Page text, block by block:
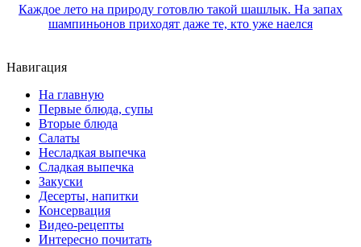
Каждое лето на природу готовлю такой шашлык. На запах
шампиньонов приходят даже те, кто уже наелся
Навигация
На главную
Первые блюда, супы
Вторые блюда
Салаты
Несладкая выпечка
Сладкая выпечка
Закуски
Десерты, напитки
Консервация
Видео-рецепты
Интересно почитать